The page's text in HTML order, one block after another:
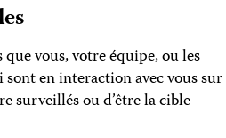
que vous, votre équipe, ou les
en interaction avec vous sur
surveillés ou d’être la cible